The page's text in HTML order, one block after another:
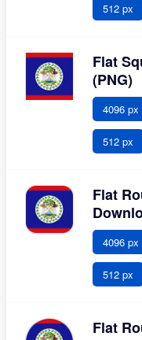
512 px
Flat
(PNG)
4096 px
512 px
Flat
4096 px
512 px
Flat